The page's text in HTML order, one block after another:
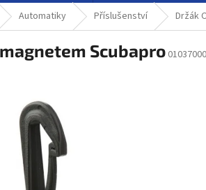
Automatiky Příslušenství Držák
Scubapro 01037000